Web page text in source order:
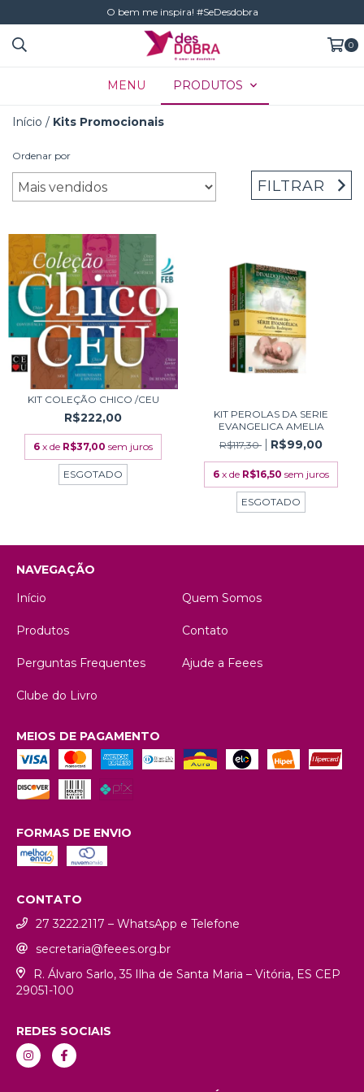
O bem me inspira! #SeDesdobra
0
MENU PRODUTOS
Início / Kits Promocionais
Ordenar por
FILTRAR
KIT COLEÇÃO CHICO /CEU
R$222,00
6 x de R$37,00 sem juros
ESGOTADO
KIT PEROLAS DA SERIE
EVANGELICA AMELIA
R$117,30
R$99,00
6 x de R$16,50 sem juros
ESGOTADO
NAVEGAÇÃO
Início
Quem Somos
Produtos Contato
Perguntas Frequentes Ajude a Feees
Clube do Livro
MEIOS DE PAGAMENTO
FORMAS DE ENVIO
CONTATO
27 3222.2117 – WhatsApp e Telefone
secretaria@feees.org.br
R. Álvaro Sarlo, 35 Ilha de Santa Maria – Vitória, ES CEP
29051-100
REDES SOCIAIS